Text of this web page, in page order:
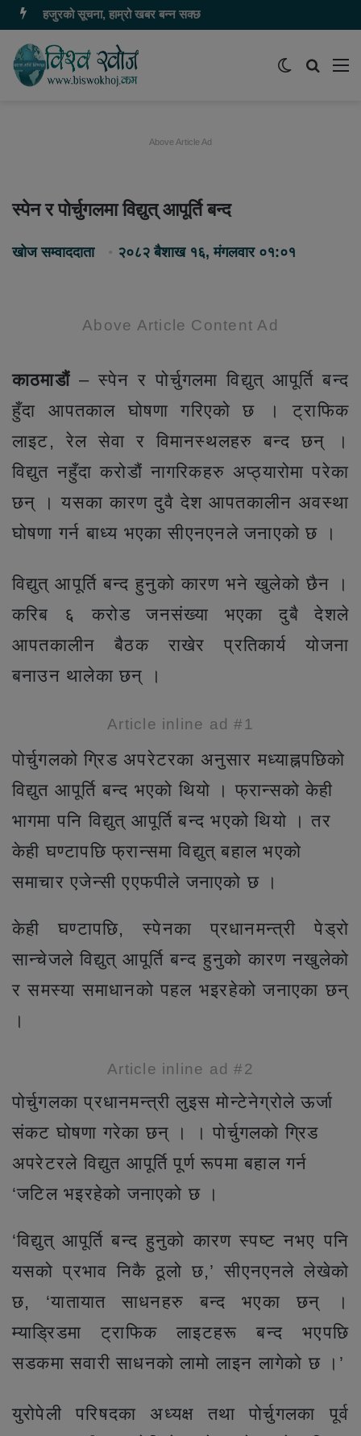
हजुरको सूचना, हाम्रो खबर बन्न सक्छ
समाचार
Switch
Above Article Ad
स्पेन र पोर्चुगलमा विद्युत् आपूर्ति बन्द
खोज सम्वाददाता २०८२ बैशाख १६, मंगलवार ०१:०१
Above Article Content Ad
काठमाडौं– स्पेन र पोर्चुगलमा विद्युत् आपूर्ति बन्द
हुँदा आपतकाल घोषणा गरिएको छ । ट्राफिक
लाइट, रेल सेवा र विमानस्थलहरु बन्द छन् ।
विद्युत नहुँदा करोडौं नागरिकहरु अप्ठ्यारोमा परेका
छन् । यसका कारण दुवै देश आपतकालीन अवस्था
घोषणा गर्न बाध्य भएका सीएनएनले जनाएको छ ।
विद्युत् आपूर्ति बन्द हुनुको कारण भने खुलेको छैन ।
करिब ६ करोड जनसंख्या भएका दुबै देशले
आपतकालीन बैठक राखेर प्रतिकार्य योजना
बनाउन थालेका छन् ।
Article inline ad #1
पोर्चुगलको ग्रिड अपरेटरका अनुसार मध्याह्नपछिको
विद्युत आपूर्ति बन्द भएको थियो । फ्रान्सको केही
भागमा पनि विद्युत् आपूर्ति बन्द भएको थियो । तर
केही घण्टापछि फ्रान्समा विद्युत् बहाल भएको
समाचार एजेन्सी एएफपीले जनाएको छ ।
केही घण्टापछि, स्पेनका प्रधानमन्त्री पेड्रो
सान्चेजले विद्युत् आपूर्ति बन्द हुनुको कारण नखुलेको
र समस्या समाधानको पहल भइरहेको जनाएका छन्
।
Article inline ad #2
पोर्चुगलका प्रधानमन्त्री लुइस मोन्टेनेग्रोले ऊर्जा
संकट घोषणा गरेका छन् । । पोर्चुगलको ग्रिड
अपरेटरले विद्युत आपूर्ति पूर्ण रूपमा बहाल गर्न
‘जटिल भइरहेको जनाएको छ ।
‘विद्युत् आपूर्ति बन्द हुनुको कारण स्पष्ट नभए पनि
यसको प्रभाव निकै ठूलो छ,’ सीएनएनले लेखेको
छ, ‘यातायात साधनहरु बन्द भएका छन् ।
म्याड्रिडमा ट्राफिक लाइटहरू बन्द भएपछि
सडकमा सवारी साधनको लामो लाइन लागेको छ ।’
युरोपेली परिषदका अध्यक्ष तथा पोर्चुगलका पूर्व